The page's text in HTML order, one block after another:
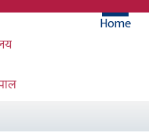
Main
Home